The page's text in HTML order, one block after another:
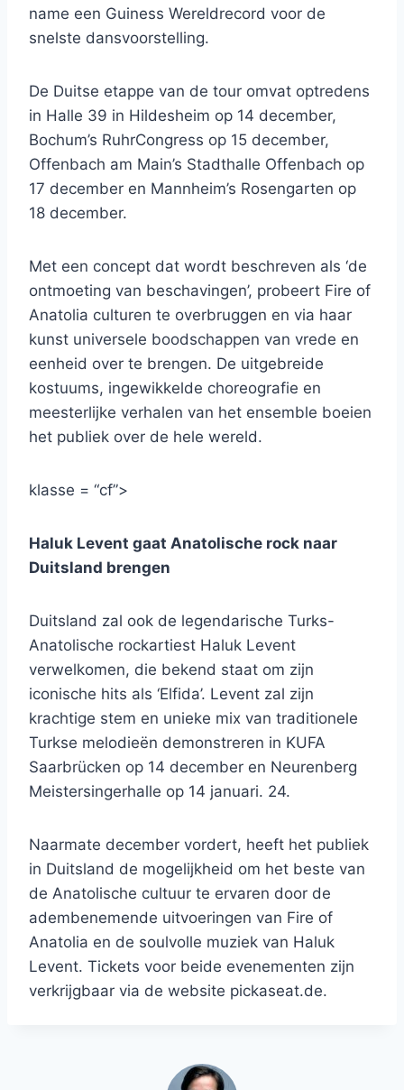
name een Guiness Wereldrecord voor de
snelste dansvoorstelling.
De Duitse etappe van de tour omvat optredens
in Halle 39 in Hildesheim op 14 december,
Bochum’s RuhrCongress op 15 december,
Offenbach am Main’s Stadthalle Offenbach op
17 december en Mannheim’s Rosengarten op
18 december.
Met een concept dat wordt beschreven als ‘de
ontmoeting van beschavingen’, probeert Fire of
Anatolia culturen te overbruggen en via haar
kunst universele boodschappen van vrede en
eenheid over te brengen. De uitgebreide
kostuums, ingewikkelde choreografie en
meesterlijke verhalen van het ensemble boeien
het publiek over de hele wereld.
klasse = “cf”>
Haluk Levent gaat Anatolische rock naar
Duitsland brengen
Duitsland zal ook de legendarische Turks-
Anatolische rockartiest Haluk Levent
verwelkomen, die bekend staat om zijn
iconische hits als ‘Elfida’. Levent zal zijn
krachtige stem en unieke mix van traditionele
Turkse melodieën demonstreren in KUFA
Saarbrücken op 14 december en Neurenberg
Meistersingerhalle op 14 januari. 24.
Naarmate december vordert, heeft het publiek
in Duitsland de mogelijkheid om het beste van
de Anatolische cultuur te ervaren door de
adembenemende uitvoeringen van Fire of
Anatolia en de soulvolle muziek van Haluk
Levent. Tickets voor beide evenementen zijn
verkrijgbaar via de website pickaseat.de.